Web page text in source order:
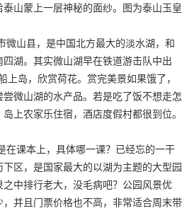
山蒙上一层神秘的面纱。图为泰山玉皇
山县，是中国北方最大的淡水湖，和
湖。其实微山湖早在铁道游击队中出
岛，欣赏荷花。赏完美景如果饿了，
微山湖的水产品。若是吃了饭不想走怎
上农家乐住宿，酒店度假村都很到位。
课本上，具体哪一课？已经忘的一干
区，是国家最大的以湖为主题的大型园
中排行老大，没毛病吧？公园风景优
并且门票价格也不高，非常适合周末带